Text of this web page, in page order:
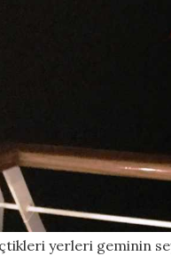
yerleri geminin